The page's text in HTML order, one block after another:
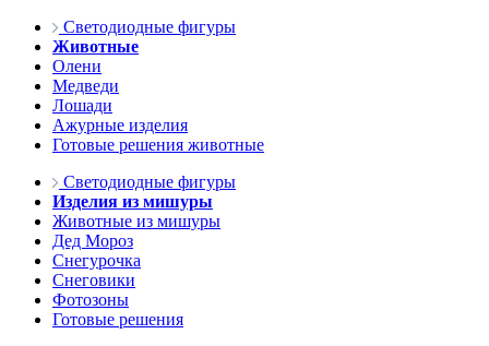
Светодиодные фигуры
Животные
Олени
Медведи
Лошади
Ажурные изделия
Готовые решения животные
Светодиодные фигуры
Изделия из мишуры
Животные из мишуры
Дед Мороз
Снегурочка
Снеговики
Фотозоны
Готовые решения